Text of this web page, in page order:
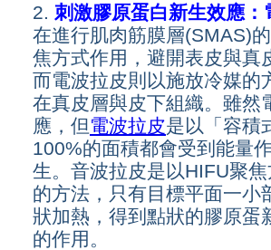
2. 刺激膠原蛋白新生效應
在進行肌肉筋膜層(SMAS)
焦方式作用，避開表皮與真
而電波拉皮則以施放冷媒的
在真皮層與皮下組織。 雖然
應，但電波拉皮是以「容積
100%的面積都會受到能量
生。音波拉皮是以HIFU聚
的方法 ，只有目標平面一
狀加熱，得到點狀的膠原蛋
的作用。